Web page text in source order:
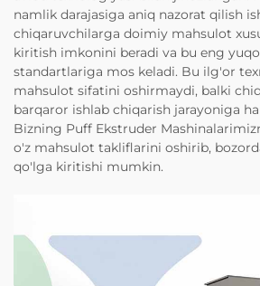
namlik darajasiga aniq nazorat qilish
chiqaruvchilarga doimiy mahsulot
kiritish imkonini beradi va bu eng
standartlariga mos keladi. Bu ilg'or
mahsulot sifatini oshirmaydi, balki
barqaror ishlab chiqarish jarayoniga
Bizning Puff Ekstruder
o'z mahsulot takliflarini oshirib,
qo'lga kiritishi mumkin.